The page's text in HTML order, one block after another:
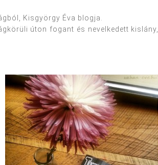
Kisgyörgy Éva blogja.
úton fogant és nevelkedett kislány,